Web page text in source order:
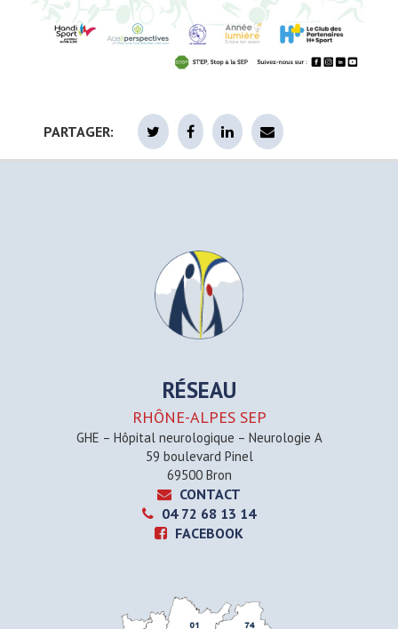
PARTAGER:
RÉSEAU
RHÔNE-ALPES SEP
GHE – Hôpital neurologique – Neurologie A
59 boulevard Pinel
69500 Bron
CONTACT
04 72 68 13 14
FACEBOOK